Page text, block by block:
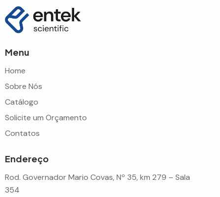
Menu
Home
Sobre Nós
Catálogo
Solicite um Orçamento
Contatos
Endereço
Rod. Governador Mario Covas, Nº 35, km 279 – Sala
354